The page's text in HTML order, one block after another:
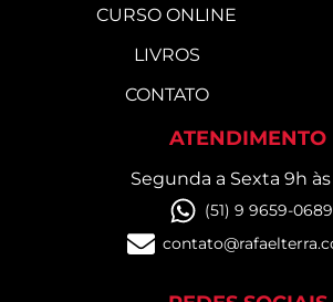
CURSO ONLINE
LIVROS
CONTATO
ATENDIMENTO
Segunda a Sexta 9h às
(51) 9 9659-0689